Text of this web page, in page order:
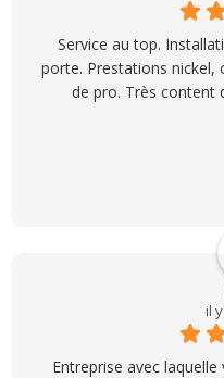
Service au top.
porte. Prestations nickel,
de pro. Très content
il
Entreprise avec